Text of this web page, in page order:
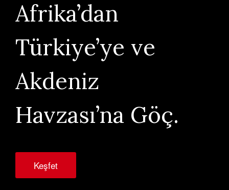
Afrika’dan
Türkiye’ye ve
Akdeniz
Havzası’na Göç.
Keşfet